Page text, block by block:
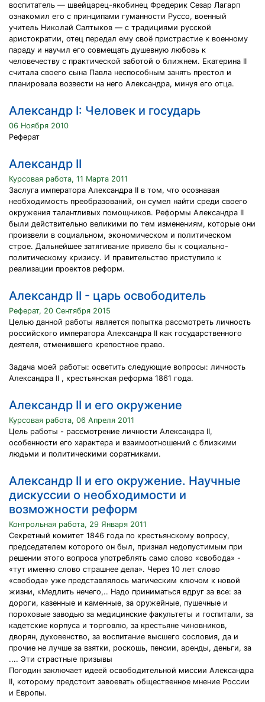
воспитатель — швейцарец-якобинец Фредерик Сезар Лагарп
ознакомил его с принципами гуманности Руссо, военный
учитель Николай Салтыков — с традициями русской
аристократии, отец передал ему своё пристрастие к военному
параду и научил его совмещать душевную любовь к
человечеству с практической заботой о ближнем. Екатерина II
считала своего сына Павла неспособным занять престол и
планировала возвести на него Александра, минуя его отца.
Александр I: Человек и государь
06 Ноября 2010
Реферат
Александр II
Курсовая работа, 11 Марта 2011
Заслуга императора Александра II в том, что осознавая
необходимость преобразований, он сумел найти среди своего
окружения талантливых помощников. Реформы Александра II
были действительно великими по тем изменениям, которые они
произвели в социальном, экономическом и политическом
строе. Дальнейшее затягивание привело бы к социально-
политическому кризису. И правительство приступило к
реализации проектов реформ.
Александр II - царь освободитель
Реферат, 20 Сентября 2015
Целью данной работы является попытка рассмотреть личность
российского императора Александра II как государственного
деятеля, отменившего крепостное право.
Задача моей работы: осветить следующие вопросы: личность
Александра II , крестьянская реформа 1861 года.
Александр II и его окружение
Курсовая работа, 06 Апреля 2011
Цель работы - рассмотрение личности Александра II,
особенности его характера и взаимоотношений с близкими
людьми и политическими соратниками.
Александр II и его окружение. Научные
дискуссии о необходимости и
возможности реформ
Контрольная работа, 29 Января 2011
Секретный комитет 1846 года по крестьянскому вопросу,
председателем которого он был, признал недопустимым при
решении этого вопроса употреблять само слово «свобода» -
«тут именно слово страшнее дела». Через 10 лет слово
«свобода» уже представлялось магическим ключом к новой
жизни, «Медлить нечего,.. Надо приниматься вдруг за все: за
дороги, казенные и каменные, за оружейные, пушечные и
пороховые заводью за медицинские факультеты и госпитали, за
кадетские корпуса и торговлю, за крестьяне чиновников,
дворян, духовенство, за воспитание высшего сословия, да и
прочие не лучше за взятки, роскошь, пенсии, аренды, деньги, за
.... Эти страстные призывы
Погодин заключает идеей освободительной миссии Александра
II, которому предстоит завоевать общественное мнение России
и Европы.